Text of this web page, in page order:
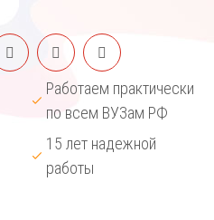
Работаем практически
по всем ВУЗам РФ
15 лет надежной
работы